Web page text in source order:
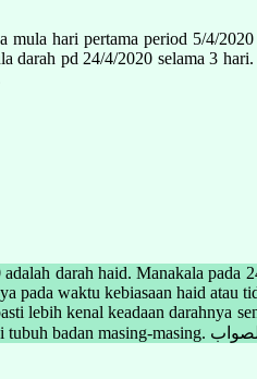
hari pertama period 5/4/
darah pd 24/4/2020 selama 3
darah haid. Manakala pada
pada waktu kebiasaan haid
lebih kenal keadaan darahnya